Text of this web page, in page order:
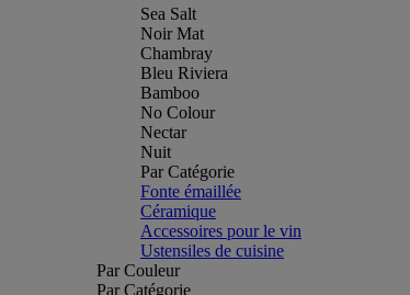
Sea Salt
Noir Mat
Chambray
Bleu Riviera
Bamboo
No Colour
Nectar
Nuit
Par Catégorie
Fonte émaillée
Céramique
Accessoires pour le vin
Ustensiles de cuisine
Par Couleur
Par Catégorie